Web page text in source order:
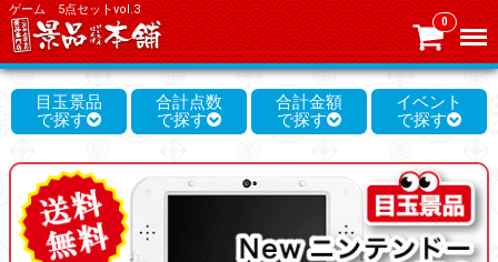
ゲーム 5点セットvol.3
0 Menu
目玉景品 合計点数 合計金額 イベント